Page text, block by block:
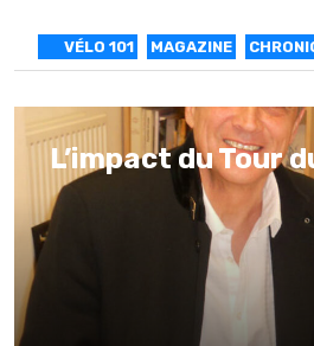
VÉLO 101 MAGAZINE
L’impact du Tour